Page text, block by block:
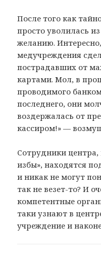
После того как
просто уволилась
желанию.
медучреждения
пострадавших от
картами. Мол, в
проводимого
последнего, они
воздержалась от
кассиром!» —
Сотрудники центра,
избы», находятся
и никак не могут
так не везет-то? И
компетентные
таки узнают в
учреждение и